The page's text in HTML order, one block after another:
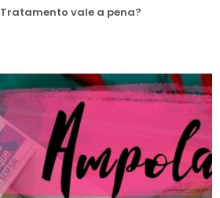
vale a pena?